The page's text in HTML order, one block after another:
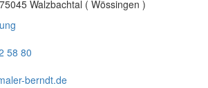
Walzbachtal ( Wössingen )
58 80
berndt.de